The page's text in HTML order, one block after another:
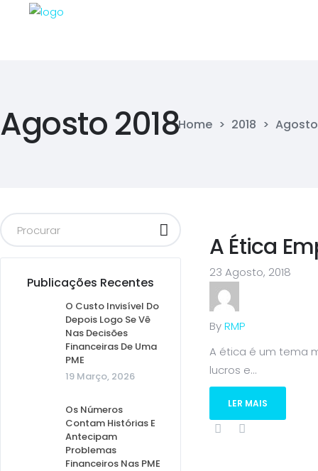
Agosto 2018Home > 2018 > Agosto
Publicações Recentes
O Custo Invisível Do
Depois Logo Se Vê
Nas Decisões
Financeiras De Uma
PME
19 Março, 2026
Os Números
Contam Histórias E
Antecipam
Problemas
Financeiros Nas PME
A Ética
23 Agosto, 2018
ByRMP
A ética é um tema
lucros e...
LER MAIS